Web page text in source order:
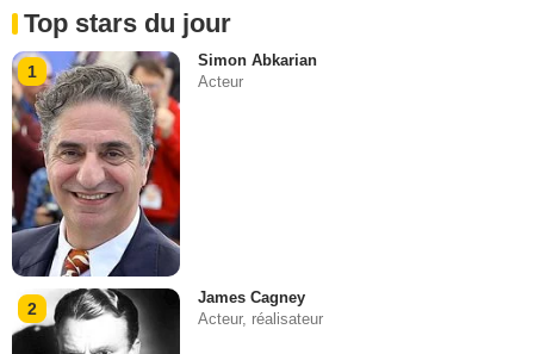
Top stars du jour
1
Simon Abkarian
Acteur
2
James Cagney
Acteur, réalisateur